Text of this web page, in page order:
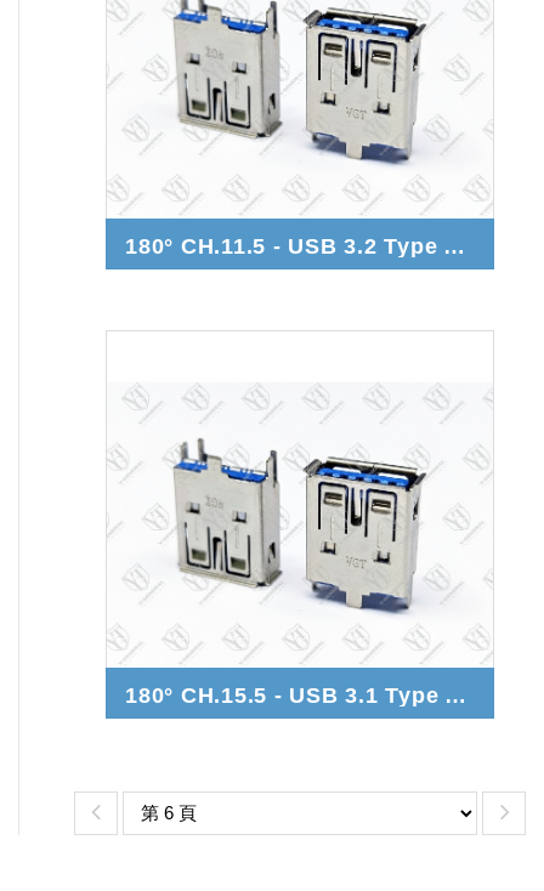
180° CH.11.5 - USB 3.2 Type A Gen.2
180° CH.15.5 - USB 3.1 Type A Gen.1